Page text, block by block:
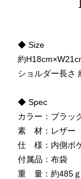
◆ Size
約
ショルダー長さ
◆ Spec
カラー：ブラッ
素 材：レザー
仕 様：内側ポ
付属品：布袋
重 量：約485ｇ